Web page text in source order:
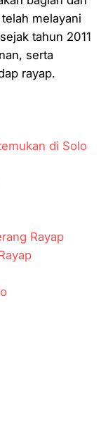
melayani
tahun 2011
serta
rayap.
di Solo
Rayap